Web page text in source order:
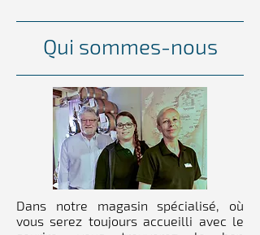
Qui sommes-nous
Dans notre magasin spécialisé, où
vous serez toujours accueilli avec le